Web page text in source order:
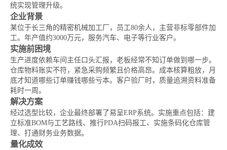
统实现管理升级。
企业背景
某位于长三角的精密机械加工厂，员工80余人，主营非标零部件加
工。年产值约3000万元，服务汽车、电子等行业客户。
实施前困境
生产进度依赖车间主任口头汇报，老板经常不知订单做到哪一步。
仓库物料账实不符，紧急采购频繁且价格高昂。成本核算粗放，月
底才知道哪些订单赚钱哪些亏本。客户验厂时，质量追溯资料准备
耗时一周。
解决方案
经过选型比较，企业最终部署了易呈ERP系统。实施重点包括：建
立标准BOM与工艺路线、推行PDA扫码报工、实施条码化仓库管
理、打通财务业务数据。
量化成效